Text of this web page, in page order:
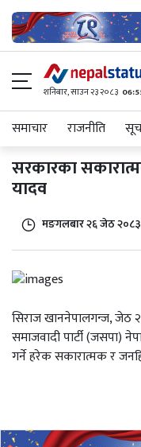
शनिबार, साउन २३ २०८३
समाचार राजनीति
सरकारका
यादव
मङगलबार २६ जेठ
सिराज खाननेपालगन्ज, जेठ
समाजवादी पार्टी (जसपा)
गर्ने हरेक सकारात्मक र